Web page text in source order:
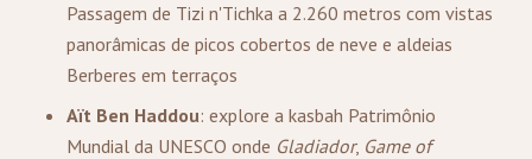
Passagem de Tizi n'Tichka a 2.260 metros com vistas
panorâmicas de picos cobertos de neve e aldeias
Berberes em terraços
Aït Ben Haddou: explore a kasbah Patrimônio
Mundial da UNESCO onde Gladiador, Game of